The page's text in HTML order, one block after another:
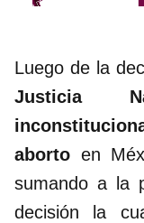
Luego de la
Justicia
aborto en
sumando a la
decisión la